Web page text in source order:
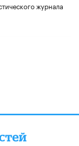
журнала